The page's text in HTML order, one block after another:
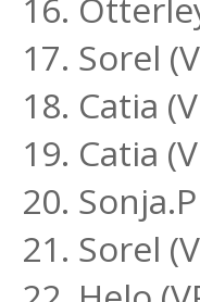
17. Sorel
18. Catia
19. Catia
20.
21. Sorel